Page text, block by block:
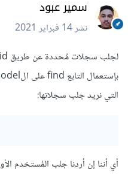
سمير عبود
نشر14 فبراير 2021
التي نريد جلب سجلاتها:
أي أننا إن أردنا جلب المُستخدم